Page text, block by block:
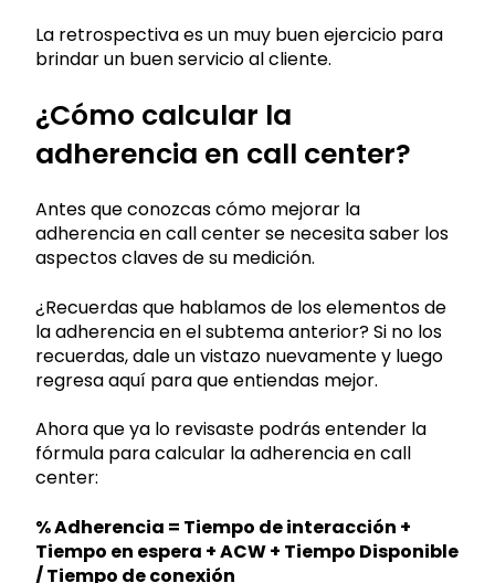
La retrospectiva es un muy buen ejercicio para
brindar un buen servicio al cliente.
¿Cómo calcular la
adherencia en call center?
Antes que conozcas cómo mejorar la
adherencia en call center se necesita saber los
aspectos claves de su medición.
¿Recuerdas que hablamos de los elementos de
la adherencia en el subtema anterior? Si no los
recuerdas, dale un vistazo nuevamente y luego
regresa aquí para que entiendas mejor.
Ahora que ya lo revisaste podrás entender la
fórmula para calcular la adherencia en call
center:
% Adherencia = Tiempo de interacción +
Tiempo en espera + ACW + Tiempo Disponible
/ Tiempo de conexión